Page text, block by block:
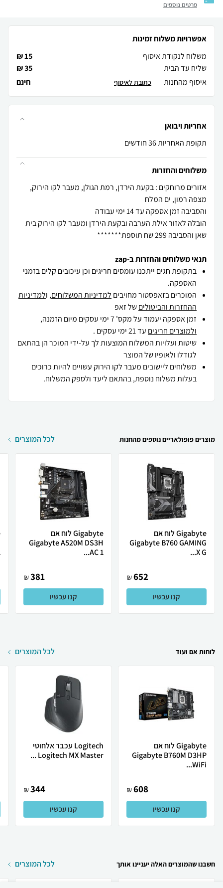
פרטים נוספים
אפשרויות משלוח זמינות
משלוח לנקודת איסוף
15 ₪
שליח עד הבית
35 ₪
איסוף מהחנות
חינם כתובת לאיסוף
אחריות ויבואן
תקופת האחריות 36 חודשים
משלוחים והחזרות
אזורים מרוחקים : בקעת הירדן, רמת הגולן, מעבר לקו הירוק,
הובלה לאזור אילת הערבה ובקעת הירדן ומעבר לקו הירוק בית
שאן והסביבה 299 שח תוספת*******
תנאי משלוחים והחזרות ב-zap
בתקופת חגים ייתכנו עומסים חריגים וכן עיכובים קלים בזמני
האספקה.
המוכרים בזאפסטור מחויבים למדיניות המשלוחים, ולמדיניות
ההחזרות והביטוליםשל זאפ
זמן אספקה יעמוד על מקס' 7 ימי עסקים מיום הזמנה,
ולמוצרים חריגים עד 21 ימי עסקים .
שיטות ועלויות המשלוח המוצעות לך על-ידי המוכר הן בהתאם
לגודלו ולאופיו של המוצר
משלוחים ליישובים מעבר לקו הירוק עשויים להיות כרוכים
בעלות משלוח נוספת, בהתאם ליעד ולספק המשלוח.
מוצרים פופולאריים נוספים מהחנות לכל המוצרים
Gigabyte לוח אם
Gigabyte B760 GAMING
X G...
652
₪
קנו עכשיו
Gigabyte לוח אם
Gigabyte A520M DS3H
AC 1...
381
₪
קנו עכשיו
לוחות אם ועוד לכל המוצרים
Gigabyte לוח אם
Gigabyte B760M D3HP
WiFi...
608
₪
קנו עכשיו
Logitech עכבר אלחוטי
Logitech MX Master ...
344
₪
קנו עכשיו
חשבנו שהמוצרים האלה יעניינו אותך לכל המוצרים